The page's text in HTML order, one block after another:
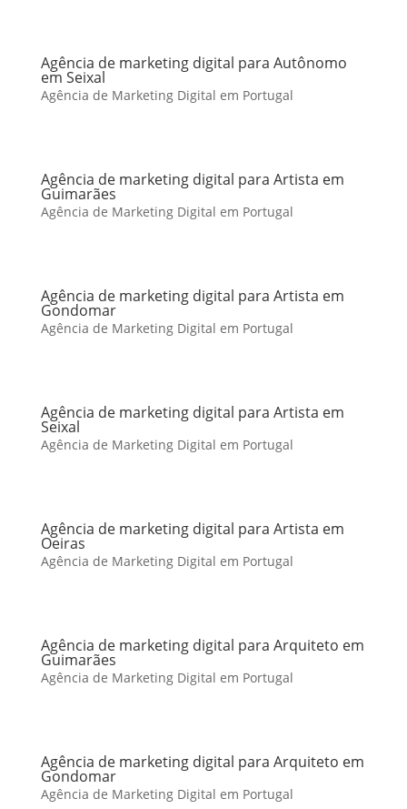
Agência de marketing digital para Autônomo
em Seixal
Agência de Marketing Digital em Portugal
Agência de marketing digital para Artista em
Guimarães
Agência de Marketing Digital em Portugal
Agência de marketing digital para Artista em
Gondomar
Agência de Marketing Digital em Portugal
Agência de marketing digital para Artista em
Seixal
Agência de Marketing Digital em Portugal
Agência de marketing digital para Artista em
Oeiras
Agência de Marketing Digital em Portugal
Agência de marketing digital para Arquiteto em
Guimarães
Agência de Marketing Digital em Portugal
Agência de marketing digital para Arquiteto em
Gondomar
Agência de Marketing Digital em Portugal